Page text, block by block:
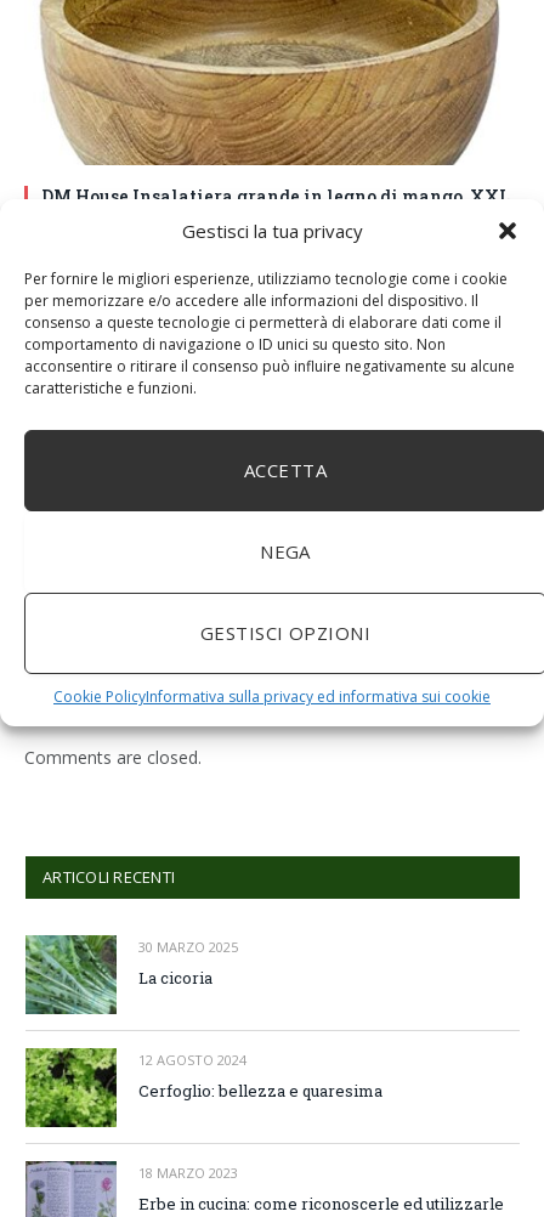
Gestisci la tua privacy
Per fornire le migliori esperienze, utilizziamo tecnologie come i cookie
per memorizzare e/o accedere alle informazioni del dispositivo. Il
consenso a queste tecnologie ci permetterà di elaborare dati come il
comportamento di navigazione o ID unici su questo sito. Non
acconsentire o ritirare il consenso può influire negativamente su alcune
caratteristiche e funzioni.
ACCETTA
NEGA
GESTISCI OPZIONI
Cookie PolicyInformativa sulla privacy ed informativa sui cookie
DM House Insalatiera grande in legno di mango, XXL,
senza vernice artificiale. Fatto a mano, stile e design
Grano Spremiagrumi in Acciaio Inox A Mano Erba di
Professionale
Comments are closed.
ARTICOLI RECENTI
30 MARZO 2025
La cicoria
12 AGOSTO 2024
Cerfoglio: bellezza e quaresima
18 MARZO 2023
Erbe in cucina: come riconoscerle ed utilizzarle